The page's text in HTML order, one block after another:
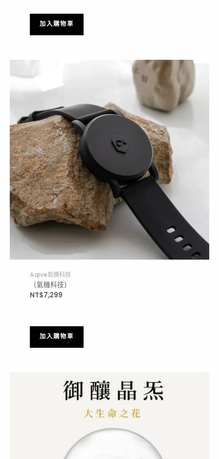
加入購物車
Aqive氣機科技
〔氣機科技〕
NT$7,299
加入購物車